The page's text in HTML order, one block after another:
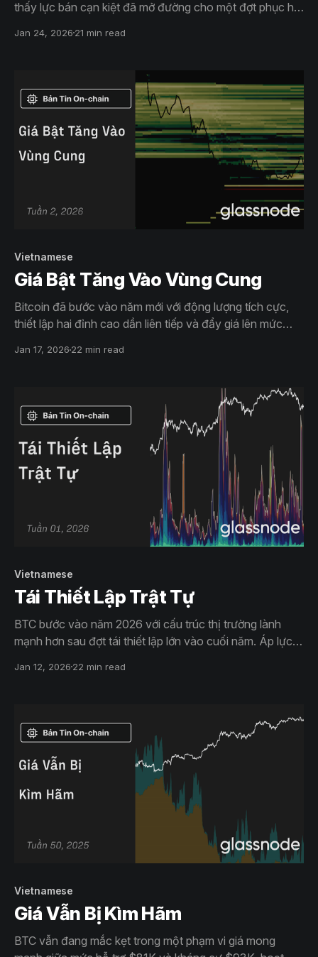
thấy lực bán cạn kiệt đã mở đường cho một đợt phục hồi
này tiềm ẩn rủi ro cao. Khi giá tiệm cận
mua trước đó bắt đầu hoạt động mạnh trở lại.
Jan 24, 2026 21 min read
Vietnamese
Giá Bật Tăng Vào Vùng Cung
Bitcoin đã bước vào năm mới với động lượng tích cực,
thiết lập hai đỉnh cao dần liên tiếp và đẩy giá lên mức
tiến vào một vùng nguồn cung quan trọng trong lịch sử.
Jan 17, 2026 22 min read
Vietnamese
Tái Thiết Lập Trật Tự
BTC bước vào năm 2026 với cấu trúc thị trường lành
mạnh hơn sau đợt tái thiết lập lớn vào cuối năm. Áp lực
một cách thận trọng, nhưng việc giành lại các mức cơ sở
Jan 12, 2026 22 min read
Vietnamese
Giá Vẫn Bị Kìm Hãm
BTC vẫn đang mắc kẹt trong một phạm vi giá mong